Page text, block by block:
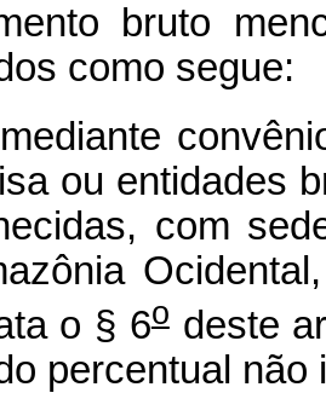
bruto
como segue:
ou entidades
com
o § 6odeste
percentual